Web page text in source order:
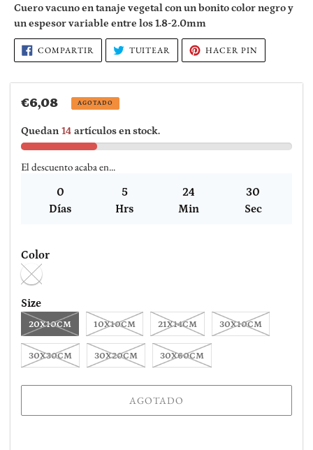
carrito
de
Cuero vacuno en tanaje vegetal con un bonito color negro y
un espesor variable entre los 1.8-2.0mm
COMPARTIR COMPARTIR
EN
FACEBOOK
TUITEAR TUITEAR
TWITTER
HACER PINPINEAR
PINTEREST
Precio
€6,08 AGOTADO
Quedan 14 artículos en stock.
El descuento acaba en...
0
Días
5
Hrs
24
Min
30
Sec
Color
Size
20X10CM 10X10CM 21X14CM 30X10CM
30X30CM 30X20CM 30X60CM
AGOTADO